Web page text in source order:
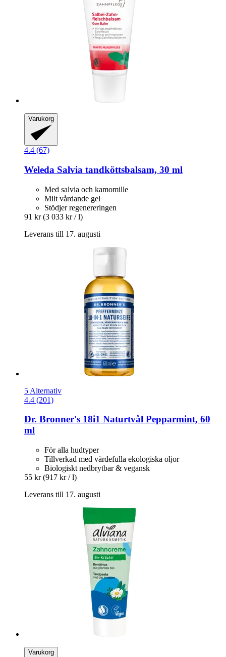
Varukorg
4.4 (67)
Weleda Salvia tandköttsbalsam, 30 ml
Med salvia och kamomille
Milt vårdande gel
Stödjer regenereringen
91 kr (3 033 kr / l)
Leverans till 17. augusti
5 Alternativ
4.4 (201)
Dr. Bronner's 18i1 Naturtvål Pepparmint, 60
ml
För alla hudtyper
Tillverkad med värdefulla ekologiska oljor
Biologiskt nedbrytbar & vegansk
55 kr (917 kr / l)
Leverans till 17. augusti
Varukorg